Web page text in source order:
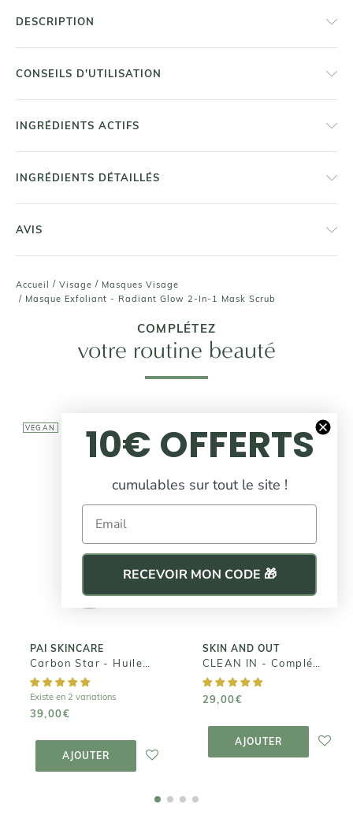
Accueil / Visage / Masques Visage
/ Masque Exfoliant - Radiant Glow 2-In-1 Mask Scrub
DESCRIPTION
CONSEILS D'UTILISATION
INGRÉDIENTS ACTIFS
INGRÉDIENTS DÉTAILLÉS
AVIS
COMPLÉTEZ
votre routine beauté
VEGAN
PAI SKINCARE
Existe en 2 variations
39,00€
AJOUTER
PAI SKINCARE
Carbon Star -
Detoxifiante
39,00€
PANIER
SKIN AND OUT
29,00€
AJOUTER
SKIN AND OUT
Complément
Alimentaire
Nettoyant &
PANIER
10€ OFFERTS
cumulables sur tout le site !
Email
RECEVOIR MON CODE 🎁